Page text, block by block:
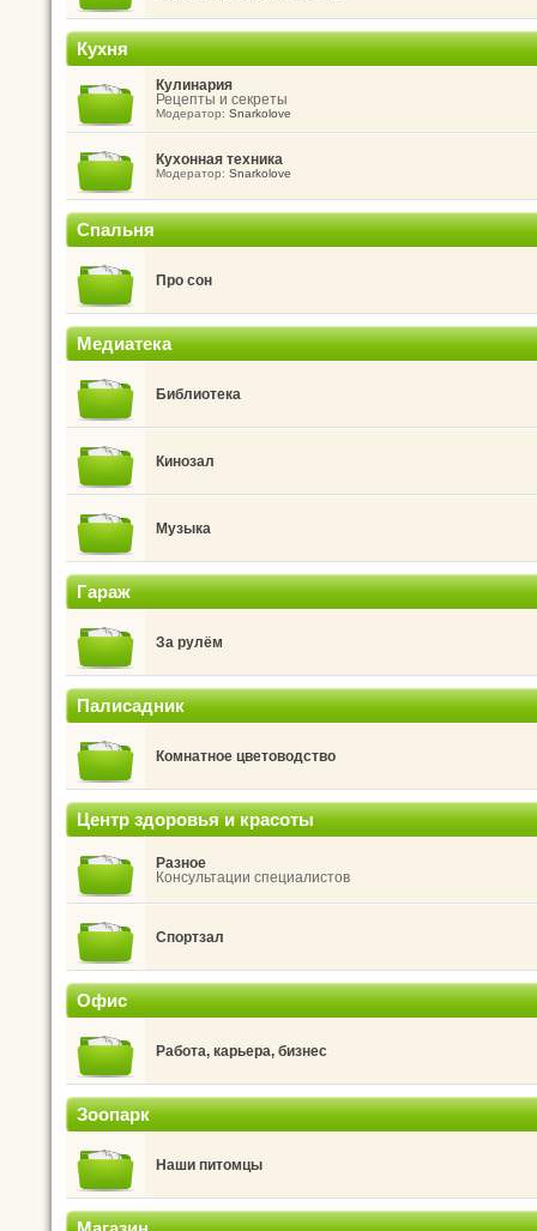
Кухня
Кулинария
Рецепты и секреты
Модератор: Snarkolove
Кухонная техника
Модератор: Snarkolove
Спальня
Про сон
Медиатека
Библиотека
Кинозал
Музыка
Гараж
За рулём
Палисадник
Комнатное цветоводство
Центр здоровья и красоты
Разное
Консультации специалистов
Спортзал
Офис
Работа, карьера, бизнес
Зоопарк
Наши питомцы